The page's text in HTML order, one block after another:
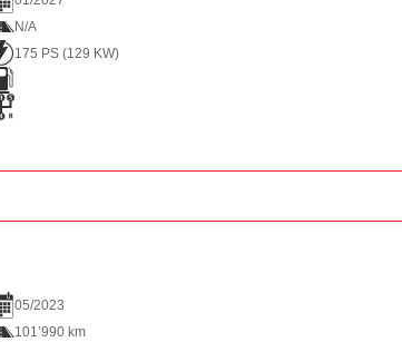
N/A
175 PS (129 KW)
05/2023
101’990 km